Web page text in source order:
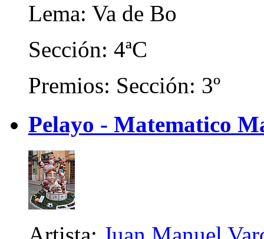
Lema: Va de Bo
Sección: 4ªC
Premios: Sección: 3º
Pelayo - Matematico